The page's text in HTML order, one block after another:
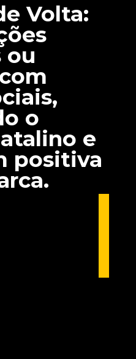
Volta:
ou
o
e
positiva